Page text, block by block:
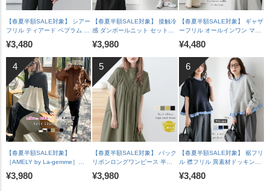
【春夏半額SALE対象】 シアー
フリル ティアード ペプラム ド
ッキングトップス 長袖 半袖 ス
カラップ オケージョン キレイ
め 上品 レディース おすすめ
おしゃれ フリーサイズ メール
便 2025春夏新作【lstpss25-
1241】【即納：1-5営業日】
【送料無料】メ込2
¥3,480
【春夏半額SALE対象】 接触冷
感 ダンボールニット セットア
ップ ロールアップ ラグランフ
レンチスリーブ 脇見え防止 A
ラインスカート バックスリッ
ト レディース おすすめ おしゃ
れ フリーサイズ 2025春夏新作
【lssess25-1392】【即納：1-
5営業日】【送料無料】宅込
¥3,980
【春夏半額SALE対象】 ギャザ
ーフリル オールインワン マル
チウェイ ワイドパンツ Vネッ
ク 華奢見え 脚長 体型カバー
裏地付き レディース おすすめ
おしゃれ 2026春夏新作
【lssrss26-2051】【即納&予
約：7月30日入荷予定順次発
送】【送料無料】メ込2
¥4,480
【春夏半額SALE対象】
［AMELY by La-gemme］
ROOMコラボ【人気インスタグ
ラマーとコラボ！】ラッシュガ
¥3,980
【春夏半額SALE対象】 バック
リボンロングワンピース 半袖
ゆったり 体型カバー カジュア
ル レディース ブラック メール
¥3,980
【春夏半額SALE対象】 裾フリ
ル 襟フリル 異素材ドッキング
ペプラム トップス 長袖 ドロッ
プショルダー 体型カバー フェ
¥3,480